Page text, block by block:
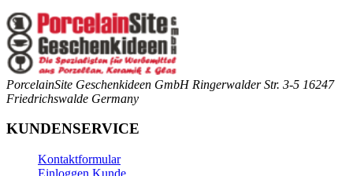
PorcelainSite Geschenkideen GmbH Ringerwalder Str. 3-5 16247
Friedrichswalde Germany
KUNDENSERVICE
Kontaktformular